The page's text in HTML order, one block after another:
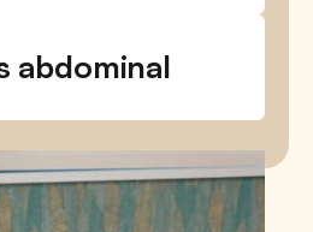
abdominal